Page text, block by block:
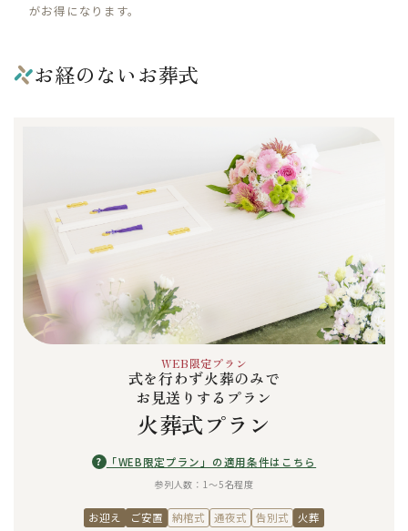
がお得になります。
お経のないお葬式
WEB限定プラン
式を行わず火葬のみで
お見送りするプラン
火葬式プラン
? 「WEB限定プラン」の適用条件はこちら
参列人数：1〜5名程度
お迎え ご安置 納棺式 通夜式 告別式 火葬